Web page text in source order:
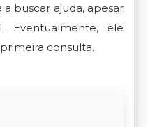
buscar ajuda, apesar
Eventualmente, ele
consulta.